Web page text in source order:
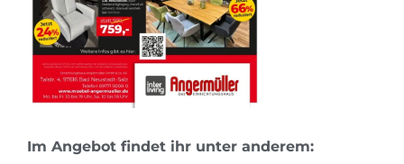
Im Angebot findet ihr unter anderem: